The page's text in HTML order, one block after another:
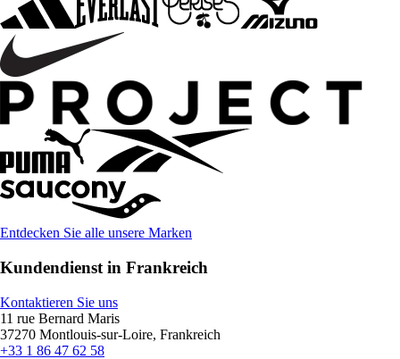
Entdecken Sie alle unsere Marken
Kundendienst in Frankreich
Kontaktieren Sie uns
11 rue Bernard Maris
37270 Montlouis-sur-Loire, Frankreich
+33 1 86 47 62 58